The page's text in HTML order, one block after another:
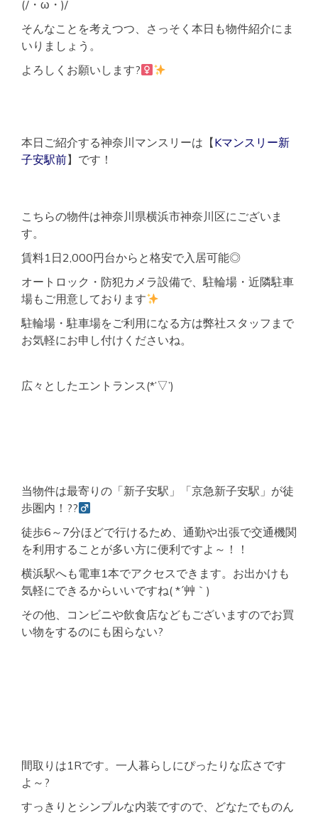
(/・ω・)/
そんなことを考えつつ、さっそく本日も物件紹介にま
いりましょう。
よろしくお願いします?‍
本日ご紹介する神奈川マンスリーは【Kマンスリー新
子安駅前】です！
こちらの物件は神奈川県横浜市神奈川区にございま
す。
賃料1日2,000円台からと格安で入居可能◎
オートロック・防犯カメラ設備で、駐輪場・近隣駐車
場もご用意しております
駐輪場・駐車場をご利用になる方は弊社スタッフまで
お気軽にお申し付けくださいね。
広々としたエントランス(*’▽’)
当物件は最寄りの「新子安駅」「京急新子安駅」が徒
歩圏内！??‍
徒歩6～7分ほどで行けるため、通勤や出張で交通機関
を利用することが多い方に便利ですよ～！！
横浜駅へも電車1本でアクセスできます。お出かけも
気軽にできるからいいですね( *´艸｀)
その他、コンビニや飲食店などもございますのでお買
い物をするのにも困らない?
間取りは1Rです。一人暮らしにぴったりな広さです
よ～?
すっきりとシンプルな内装ですので、どなたでものん